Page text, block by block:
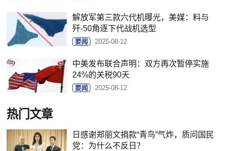
解放军第三款六代机曝光，美媒：料与
歼-50角逐下代战机选型
要闻 2025-08-12
中美发布联合声明：双方再次暂停实施
24%的关税90天
要闻 2025-08-12
热门文章
日感谢郑丽文捐款“青鸟”气炸，质问国民
党：为什么不反日？